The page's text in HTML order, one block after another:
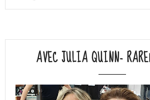
AVEC JULIA QUINN-